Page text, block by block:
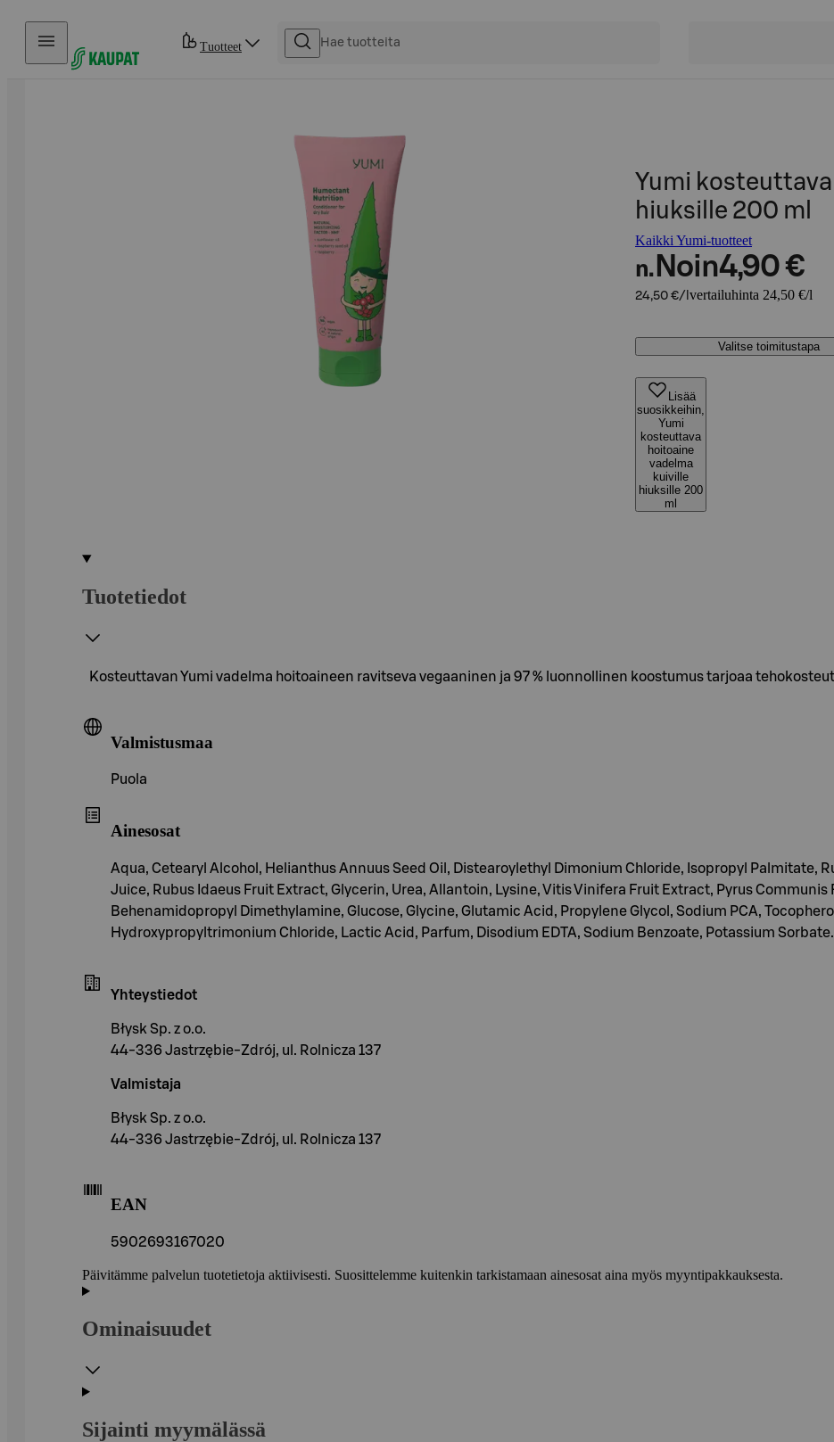
Hyppää sisältöön
Tuotteet
Yumi
hiuksille 200 ml
Kaikki Yumi-tuotteet
n. Noin4,90 €
24,50 €/l vertailuhinta 24,50 €/l
Valitse toimitustapa
Lisää
suosikkeihin,
Yumi
kosteuttava
hoitoaine
vadelma
kuiville
hiuksille 200
ml
Tuotetiedot
Kosteuttavan Yumi vadelma hoitoaineen ravitseva vegaaninen ja 97 % luonnollinen koostumus tarjoaa
Valmistusmaa
Puola
Ainesosat
Aqua, Cetearyl Alcohol, Helianthus Annuus Seed Oil, Distearoylethyl Dimonium Chloride, Isopropyl Palmitate,
Juice, Rubus Idaeus Fruit Extract, Glycerin, Urea, Allantoin, Lysine, Vitis Vinifera Fruit Extract, Pyrus
Behenamidopropyl Dimethylamine, Glucose, Glycine, Glutamic Acid, Propylene Glycol, Sodium PCA,
Hydroxypropyltrimonium Chloride, Lactic Acid, Parfum, Disodium EDTA, Sodium Benzoate, Potassium Sorbate.
Yhteystiedot
Błysk Sp. z o.o.
44-336 Jastrzębie-Zdrój, ul. Rolnicza 137
Valmistaja
Błysk Sp. z o.o.
44-336 Jastrzębie-Zdrój, ul. Rolnicza 137
EAN
5902693167020
Päivitämme palvelun tuotetietoja aktiivisesti. Suosittelemme kuitenkin tarkistamaan ainesosat aina myös myyntipakkauksesta.
Ominaisuudet
Sijainti myymälässä